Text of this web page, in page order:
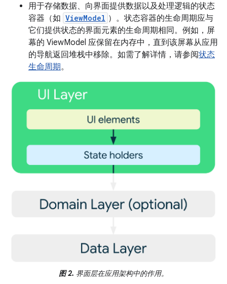
用于存储数据、向界面提供数据以及处理逻辑的状态
容器（如 ViewModel ）。状态容器的生命周期应与
它们提供状态的界面元素的生命周期相同。例如，屏
幕的 ViewModel 应保留在内存中，直到该屏幕从应用
的导航返回堆栈中移除。如需了解详情，请参阅状态
生命周期。
图 2. 界面层在应用架构中的作用。